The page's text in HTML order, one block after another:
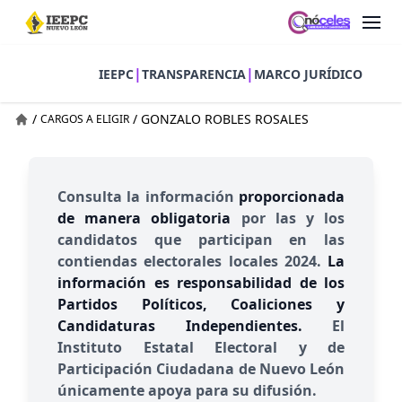
IEEPC|TRANSPARENCIA| MARCO JURÍDICO
/ CARGOS A ELIGIR / GONZALO ROBLES ROSALES
Consulta la información proporcionada
de manera obligatoria por las y los
candidatos que participan en las
contiendas electorales locales 2024. La
información es responsabilidad de los
Partidos Políticos, Coaliciones y
Candidaturas Independientes. El
Instituto Estatal Electoral y de
Participación Ciudadana de Nuevo León
únicamente apoya para su difusión.